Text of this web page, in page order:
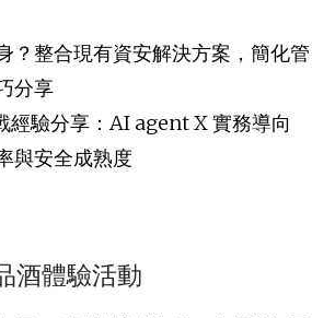
？整合現有資安解決方案，簡化管
分享
經驗分享：AI agent X 實務導向
與安全成熟度
酒體驗活動